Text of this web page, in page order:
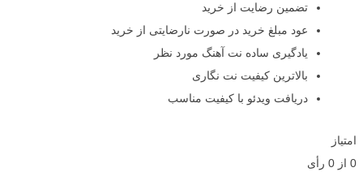
تضمین رضایت از خرید
عود مبلغ خرید در صورت نارضایتی از خرید
یادگیری ساده نت آهنگ مورد نظر
بالاترین کیفیت نت نگاری
دریافت ویدئو با کیفیت مناسب
امتیاز
0 از 0 رأی